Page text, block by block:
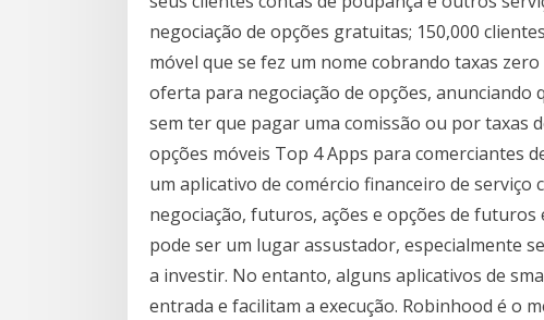
negociação de opções gratuitas; 150,000
móvel que se fez um nome cobrando taxas
oferta para negociação de opções,
sem ter que pagar uma comissão ou por taxas
opções móveis Top 4 Apps para comerciantes
um aplicativo de comércio financeiro de serviço
negociação, futuros, ações e opções de futuros
pode ser um lugar assustador, especialmente
a investir. No entanto, alguns aplicativos de
entrada e facilitam a execução. Robinhood é o